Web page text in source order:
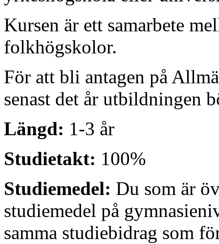
Kursen är ett samarbete
folkhögskolor.
För att bli antagen på
senast det år utbildningen
Längd: 1-3 år
Studietakt: 100%
Studiemedel: Du som är
studiemedel på
samma studiebidrag som